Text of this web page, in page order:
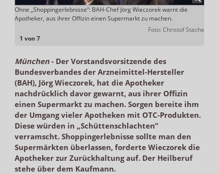
1 von 7
Ohne „Shoppingerlebnisse“: BAH-Chef Jörg Wieczorek warnt die
Apotheker, aus ihrer Offizin einen Supermarkt zu machen.
Foto: Christof Stache
München- Der Vorstandsvorsitzende des
Bundesverbandes der Arzneimittel-Hersteller
(BAH), Jörg Wieczorek, hat die Apotheker
nachdrücklich davor gewarnt, aus ihrer Offizin
einen Supermarkt zu machen. Sorgen bereite ihm
der Umgang vieler Apotheken mit OTC-Produkten.
Diese würden in „Schüttenschlachten”
verramscht. Shoppingerlebnisse sollte man den
Supermärkten überlassen, forderte Wieczorek die
Apotheker zur Zurückhaltung auf. Der Heilberuf
stehe über dem Kaufmann.